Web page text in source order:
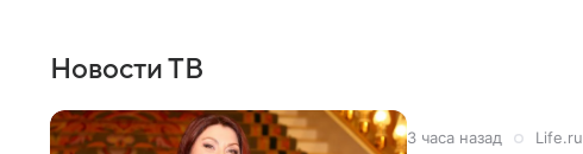
Новости ТВ
3 часа назад Life.ru